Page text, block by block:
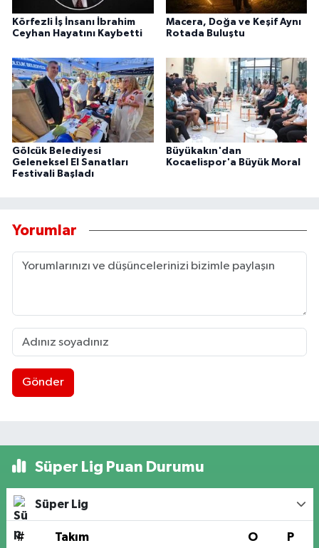
Körfezli İş İnsanı İbrahim
Ceyhan Hayatını Kaybetti
Macera, Doğa ve Keşif Aynı
Rotada Buluştu
Gölcük Belediyesi
Geleneksel El Sanatları
Festivali Başladı
Büyükakın'dan
Kocaelispor'a Büyük Moral
Yorumlar
Gönder
Süper Lig Puan Durumu
Süper Lig
# Takım O P